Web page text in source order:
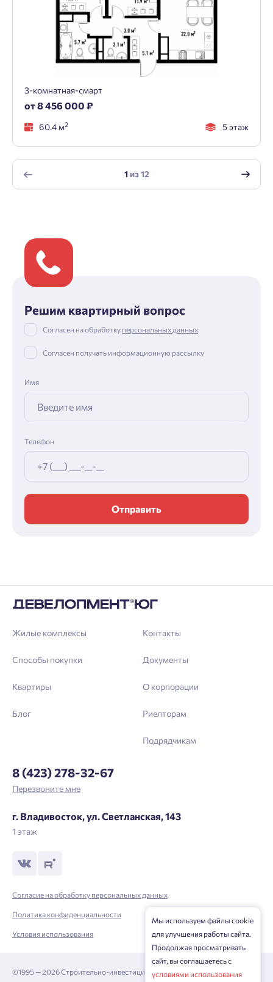
3-комнатная-смарт
от 8 456 000 ₽
60.4 м2 5 этаж
1из12
Решим квартирный вопрос
Согласен на обработку персональных данных
Согласен получать информационную рассылку
Имя
Телефон
Отправить
Жилые комплексы
Способы покупки
Квартиры
Блог
Контакты
Документы
О корпорации
Риелторам
Подрядчикам
8 (423) 278-32-67
Перезвоните мне
г. Владивосток, ул. Светланская, 143
1 этаж
Согласие на обработку персональных данных
Политика конфиденциальности
Условия использования
©1995 — 2026 Строительно-инвестиционная корпорация
Мы используем файлы cookie
для улучшения работы сайта.
Продолжая просматривать
сайт, вы соглашаетесь с
условиями использования